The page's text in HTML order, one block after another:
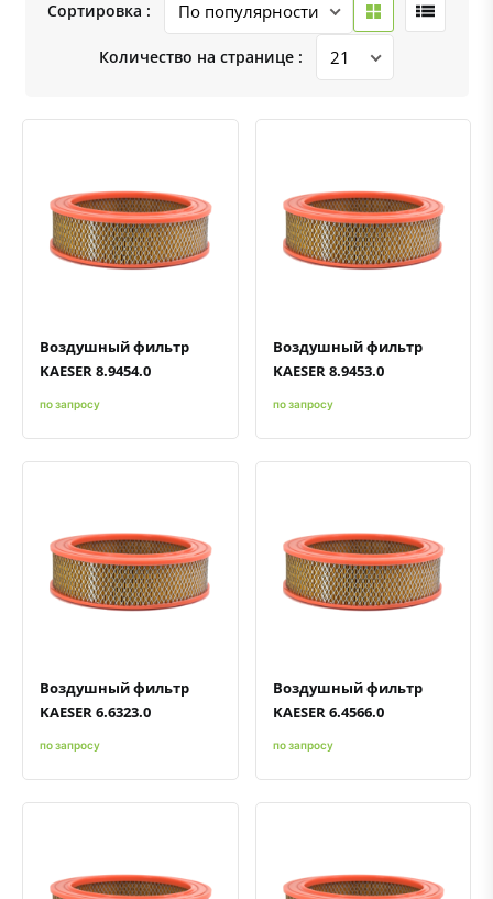
Сортировка :
Количество на странице :
Быстрый просмотрДобавить к сравнению
Добавить в избранное
Воздушный фильтр
KAESER 8.9454.0
по запросу
Быстрый просмотрДобавить к сравнению
Добавить в избранное
Воздушный фильтр
KAESER 8.9453.0
по запросу
Быстрый просмотрДобавить к сравнению
Добавить в избранное
Воздушный фильтр
KAESER 6.6323.0
по запросу
Быстрый просмотрДобавить к сравнению
Добавить в избранное
Воздушный фильтр
KAESER 6.4566.0
по запросу